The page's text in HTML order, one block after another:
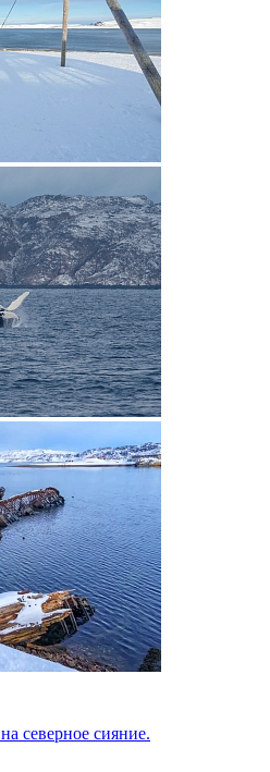
северное сияние.